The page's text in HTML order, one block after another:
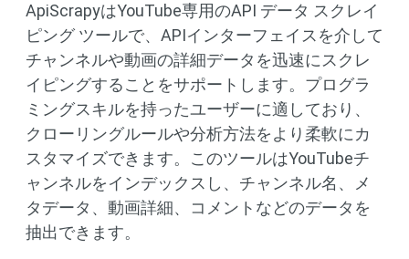
ApiScrapyはYouTube専用のAPI データ スクレイ
ピング ツールで、APIインターフェイスを介して
チャンネルや動画の詳細データを迅速にスクレ
イピングすることをサポートします。プログラ
ミングスキルを持ったユーザーに適しており、
クローリングルールや分析方法をより柔軟にカ
スタマイズできます。このツールはYouTubeチ
ャンネルをインデックスし、チャンネル名、メ
タデータ、動画詳細、コメントなどのデータを
抽出できます。